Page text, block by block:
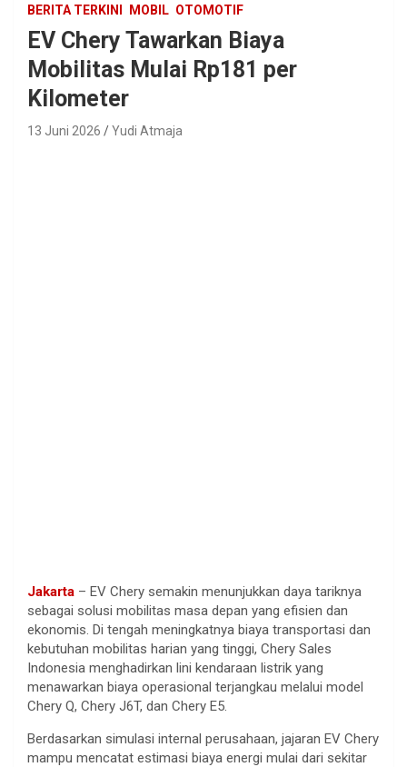
BERITA TERKINI MOBIL OTOMOTIF
EV Chery Tawarkan Biaya
Mobilitas Mulai Rp181 per
Kilometer
13 Juni 2026 Yudi Atmaja
Jakarta – EV Chery semakin menunjukkan daya tariknya
sebagai solusi mobilitas masa depan yang efisien dan
ekonomis. Di tengah meningkatnya biaya transportasi dan
kebutuhan mobilitas harian yang tinggi, Chery Sales
Indonesia menghadirkan lini kendaraan listrik yang
menawarkan biaya operasional terjangkau melalui model
Chery Q, Chery J6T, dan Chery E5.
Berdasarkan simulasi internal perusahaan, jajaran EV Chery
mampu mencatat estimasi biaya energi mulai dari sekitar